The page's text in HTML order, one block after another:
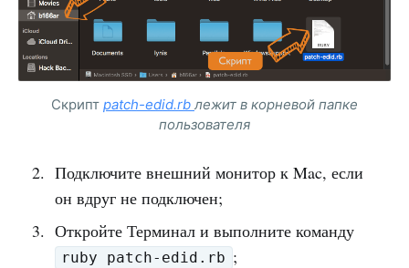
Скрипт patch-edid.rb лежит в корневой папке
пользователя
Подключите внешний монитор к Mac, если
он вдруг не подключен;
Откройте Терминал и выполните команду
ruby patch-edid.rb ;